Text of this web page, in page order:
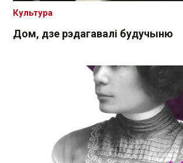
Дом, дзе рэдагавалі будучыню
Культура